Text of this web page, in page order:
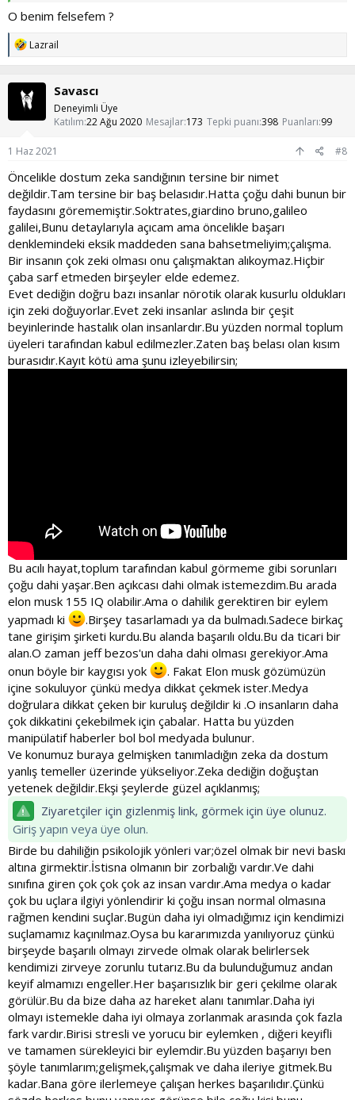
gibi kabullenmek istiyorum kafanızı şişirdiysem kusura
O benim felsefem ?
T
p
k
i
l
e
Lazrail
Savascı
Deneyimli Üye
Katılım 22 Ağu 2020 Mesajlar 173 Tepki puanı 398 Puanları 99
1 Haz 2021 #8
Öncelikle dostum zeka sandığının tersine bir nimet
değildir.Tam tersine bir baş belasıdır.Hatta çoğu dahi bunun bir
faydasını görememiştir.Soktrates,giardino bruno,galileo
galilei,Bunu detaylarıyla açıcam ama öncelikle başarı
denklemindeki eksik maddeden sana bahsetmeliyim;çalışma.
Bir insanın çok zeki olması onu çalışmaktan alıkoymaz.Hiçbir
çaba sarf etmeden birşeyler elde edemez.
Evet dediğin doğru bazı insanlar nörotik olarak kusurlu oldukları
için zeki doğuyorlar.Evet zeki insanlar aslında bir çeşit
beyinlerinde hastalık olan insanlardır.Bu yüzden normal toplum
üyeleri tarafından kabul edilmezler.Zaten baş belası olan kısım
burasıdır.Kayıt kötü ama şunu izleyebilirsin;
Bu acılı hayat,toplum tarafından kabul görmeme gibi sorunları
çoğu dahi yaşar.Ben açıkcası dahi olmak istemezdim.Bu arada
elon musk 155 IQ olabilir.Ama o dahilik gerektiren bir eylem
yapmadı ki
.Birşey tasarlamadı ya da bulmadı.Sadece birkaç
tane girişim şirketi kurdu.Bu alanda başarılı oldu.Bu da ticari bir
alan.O zaman jeff bezos'un daha dahi olması gerekiyor.Ama
onun böyle bir kaygısı yok
. Fakat Elon musk gözümüzün
içine sokuluyor çünkü medya dikkat çekmek ister.Medya
doğrulara dikkat çeken bir kuruluş değildir ki .O insanların daha
çok dikkatini çekebilmek için çabalar. Hatta bu yüzden
manipülatif haberler bol bol medyada bulunur.
Ve konumuz buraya gelmişken tanımladığın zeka da dostum
yanlış temeller üzerinde yükseliyor.Zeka dediğin doğuştan
yetenek değildir.Ekşi şeylerde güzel açıklanmış;
Ziyaretçiler için gizlenmiş link, görmek için üye olunuz.
Giriş yapın veya üye olun.
Birde bu dahiliğin psikolojik yönleri var;özel olmak bir nevi baskı
altına girmektir.İstisna olmanın bir zorbalığı vardır.Ve dahi
sınıfına giren çok çok çok az insan vardır.Ama medya o kadar
çok bu uçlara ilgiyi yönlendirir ki çoğu insan normal olmasına
rağmen kendini suçlar.Bugün daha iyi olmadığımız için kendimizi
suçlamamız kaçınılmaz.Oysa bu kararımızda yanılıyoruz çünkü
birşeyde başarılı olmayı zirvede olmak olarak belirlersek
kendimizi zirveye zorunlu tutarız.Bu da bulunduğumuz andan
keyif almamızı engeller.Her başarısızlık bir geri çekilme olarak
görülür.Bu da bize daha az hareket alanı tanımlar.Daha iyi
olmayı istemekle daha iyi olmaya zorlanmak arasında çok fazla
fark vardır.Birisi stresli ve yorucu bir eylemken , diğeri keyifli
ve tamamen sürekleyici bir eylemdir.Bu yüzden başarıyı ben
şöyle tanımlarım;gelişmek,çalışmak ve daha ileriye gitmek.Bu
kadar.Bana göre ilerlemeye çalışan herkes başarılıdır.Çünkü